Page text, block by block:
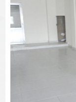
văn phòng cho